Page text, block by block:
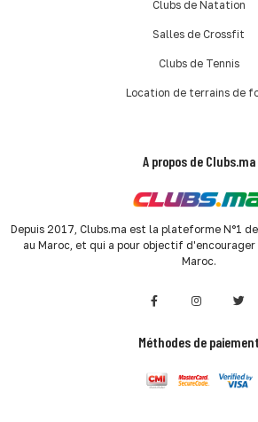
Clubs de Natation
Salles de Crossfit
Clubs de Tennis
Location de terrains de
A propos de Clubs.ma
Depuis 2017, Clubs.ma est la plateforme N°1
au Maroc, et qui a pour objectif
Maroc.
Méthodes de paiement